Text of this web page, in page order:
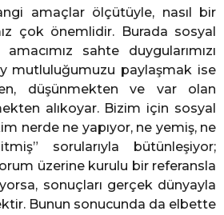
amaçlar ölçütüyle, nasıl bir
çok önemlidir. Burada sosyal
sahte duygularımızı
mutluluğumuzu paylaşmak ise
düşünmekten ve var olan
alıkoyar. Bizim için sosyal
nerde ne yapıyor, ne yemiş, ne
sorularıyla bütünleşiyor;
üzerine kurulu bir referansla
sonuçları gerçek dünyayla
Bunun sonucunda da elbette